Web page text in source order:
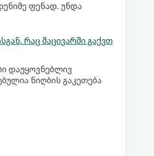
ფენად. უნდა
რაც მაცივარში გაქვთ
დაუყოვნებლივ
ნიღბის გაკეთება